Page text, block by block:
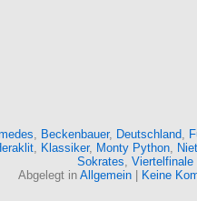
, Beckenbauer, Deutschland,
, Klassiker, Monty Python,
Sokrates, Viertelfinale
Abgelegt in Allgemein Keine